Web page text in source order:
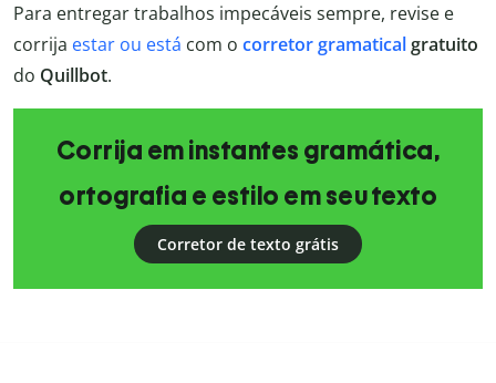
Para entregar trabalhos impecáveis sempre, revise e
corrija estar ou está com o corretor gramaticalgratuito
do Quillbot.
Corrija em instantes gramática,
ortografia e estilo em seu texto
Corretor de texto grátis